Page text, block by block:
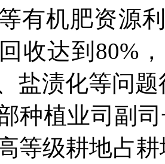
有机肥资源
收达到 80%
盐渍化等问
植业司副司
等级耕地占